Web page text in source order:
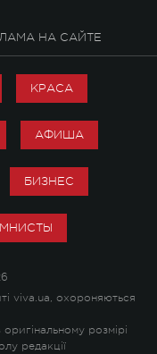
НА САЙТЕ
КРАСА
АФИША
БИЗНЕС
viva.ua, охороняються
розмірі
редакції